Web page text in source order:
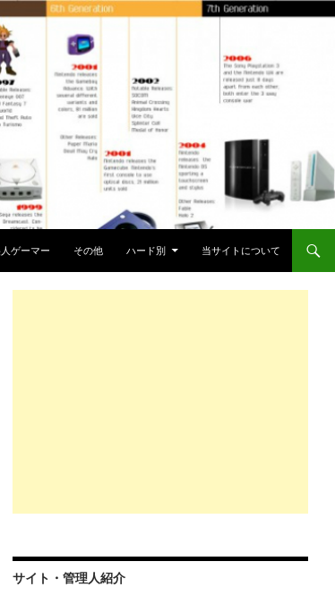
ゲーマー その他 ハード別 当サイトについて
サイト・管理人紹介